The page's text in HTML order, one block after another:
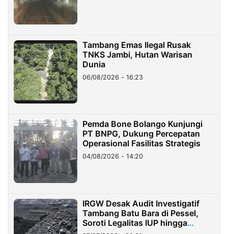
Tambang Emas Ilegal Rusak
TNKS Jambi, Hutan Warisan
Dunia
06/08/2026 - 16:23
Pemda Bone Bolango Kunjungi
PT BNPG, Dukung Percepatan
Operasional Fasilitas Strategis
04/08/2026 - 14:20
IRGW Desak Audit Investigatif
Tambang Batu Bara di Pessel,
Soroti Legalitas IUP hingga